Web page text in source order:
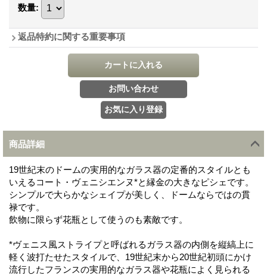
数量:
返品特約に関する重要事項
商品詳細
19世紀末のドームの実用的なガラス器の定番的スタイルとも
いえるコート・ヴェニシエンヌ*と縁金の大きなピシェです。
シンプルで大らかなシェイプが美しく、ドームならではの貫
禄です。
飲物に限らず花瓶として使うのも素敵です。
*ヴェニス風ストライプと呼ばれるガラス器の内側を縦縞上に
軽く波打たせたスタイルで、19世紀末から20世紀初頭にかけ
流行したフランスの実用的なガラス器や花瓶によく見られる